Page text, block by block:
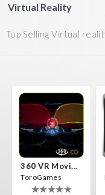
Virtual Reality
Top Selling Virtual
360 VR Movie Experience
ToroGames